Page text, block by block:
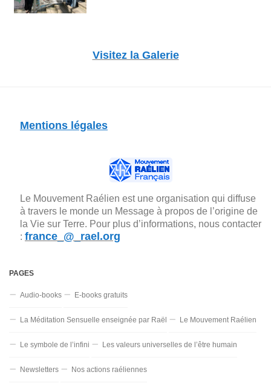
Visitez la Galerie
Mentions légales
Le Mouvement Raélien est une organisation qui diffuse
à travers le monde un Message à propos de l’origine de
la Vie sur Terre. Pour plus d’informations, nous contacter
: france_@_rael.org
PAGES
Audio-books E-books gratuits
La Méditation Sensuelle enseignée par Raël Le Mouvement Raélien
Le symbole de l’infini Les valeurs universelles de l’être humain
Newsletters Nos actions raéliennes